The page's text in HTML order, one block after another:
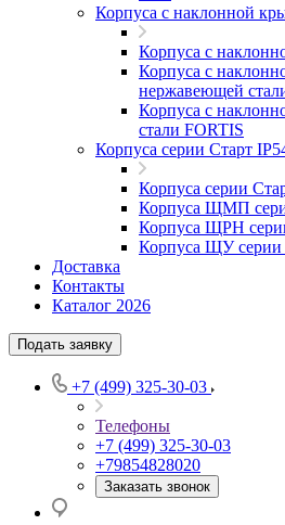
Корпуса с наклонной
Корпуса с
Корпуса с
нержавеющей
Корпуса с
стали FORTIS
Корпуса серии Старт
Корпуса серии
Корпуса ЩМП
Корпуса ЩРН
Корпуса ЩУ серии
Доставка
Контакты
Каталог 2026
Подать заявку
+7 (499) 325-30-03
Телефоны
+7 (499) 325-30-03
+79854828020
Заказать звонок